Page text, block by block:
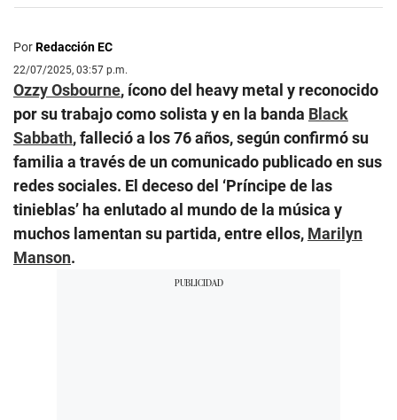
PorRedacción EC
22/07/2025, 03:57 p.m.
Ozzy Osbourne, ícono del heavy metal y reconocido
por su trabajo como solista y en la banda Black
Sabbath, falleció a los 76 años, según confirmó su
familia a través de un comunicado publicado en sus
redes sociales. El deceso del ‘Príncipe de las
tinieblas’ ha enlutado al mundo de la música y
muchos lamentan su partida, entre ellos, Marilyn
Manson.